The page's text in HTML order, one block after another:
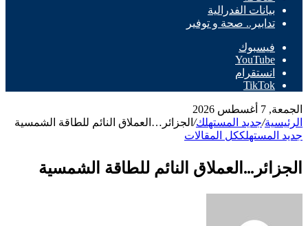
بيانات الفدرالية
تدابير.. صحة و توفير
فيسبوك
‫YouTube
انستقرام
‫TikTok
الجمعة, 7 أغسطس 2026
الرئيسية/جديد المستهلك/ الجزائر…العملاق النائم للطاقة الشمسية
جديد المستهلككل المقالات
الجزائر…العملاق النائم للطاقة الشمسية